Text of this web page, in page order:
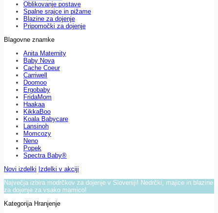
Oblikovanje postave
Spalne srajce in pižame
Blazine za dojenje
Pripomočki za dojenje
Blagovne znamke
Anita Maternity
Baby Nova
Cache Coeur
Carriwell
Doomoo
Ergobaby
FridaMom
Haakaa
KikkaBoo
Koala Babycare
Lansinoh
Momcozy
Neno
Popek
Spectra Baby®
Novi izdelki Izdelki v akciji
Največja izbira modrčkov za dojenje v Sloveniji! Nedrčki, majice in blazine
za dojenje za vsako mamico!
Kategorija Hranjenje